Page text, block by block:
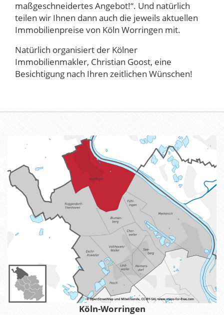
maßgeschneidertes Angebot!“. Und natürlich
teilen wir Ihnen dann auch die jeweils aktuellen
Immobilienpreise von Köln Worringen mit.
Natürlich organisiert der Kölner
Immobilienmakler, Christian Goost, eine
Besichtigung nach Ihren zeitlichen Wünschen!
Köln-Worringen